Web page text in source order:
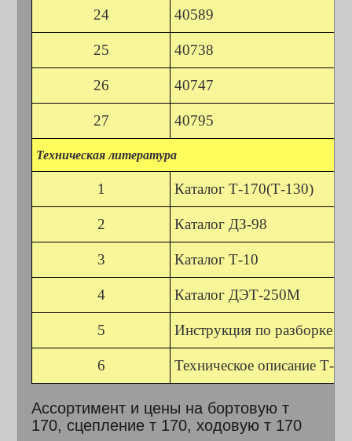
24 40589
25 40738
26 40747
27 40795
Техническаялитература
1 Каталог Т-170(Т-130)
2 Каталог ДЗ-98
3 Каталог Т-10
4 Каталог ДЭТ-250М
5 Инструкция по разборке /
6 Техническое описание Т-
Ассортимент и цены на бортовую т
170, сцепление т 170, ходовую т 170